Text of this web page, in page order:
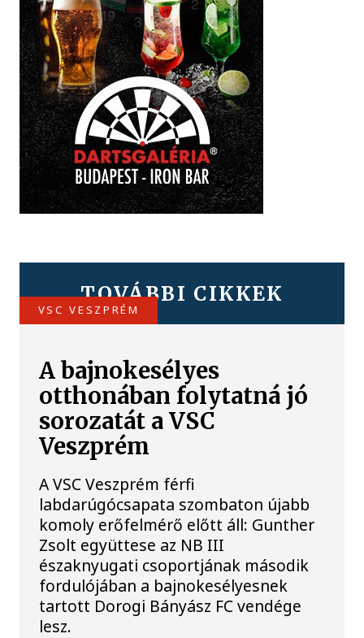
TOVÁBBI CIKKEK
VSC VESZPRÉM
A bajnokesélyes
otthonában folytatná jó
sorozatát a VSC
Veszprém
A VSC Veszprém férfi
labdarúgócsapata szombaton újabb
komoly erőfelmérő előtt áll: Gunther
Zsolt együttese az NB III
északnyugati csoportjának második
fordulójában a bajnokesélyesnek
tartott Dorogi Bányász FC vendége
lesz.